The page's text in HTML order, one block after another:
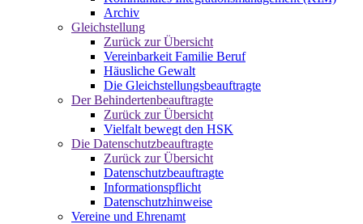
Archiv
Gleichstellung
Zurück zur Übersicht
Vereinbarkeit Familie Beruf
Häusliche Gewalt
Die Gleichstellungsbeauftragte
Der Behindertenbeauftragte
Zurück zur Übersicht
Vielfalt bewegt den HSK
Die Datenschutzbeauftragte
Zurück zur Übersicht
Datenschutzbeauftragte
Informationspflicht
Datenschutzhinweise
Vereine und Ehrenamt